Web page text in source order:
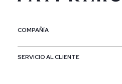
COMPAÑÍA
SERVICIO AL CLIENTE